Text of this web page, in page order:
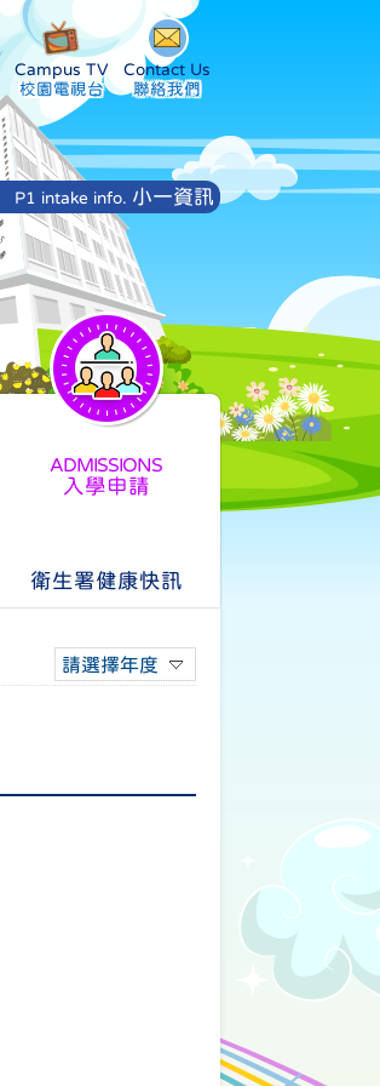
Campus TV Contact Us
P1 intake info. 小一資訊
入學申請
衛生署健康快訊
請選擇年度